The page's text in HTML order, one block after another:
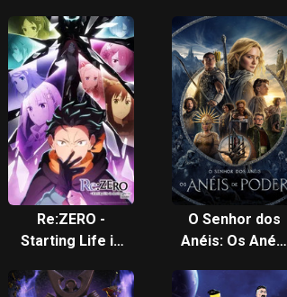
Re:ZERO -
Starting Life in
O Senhor dos
Anéis: Os Anéis